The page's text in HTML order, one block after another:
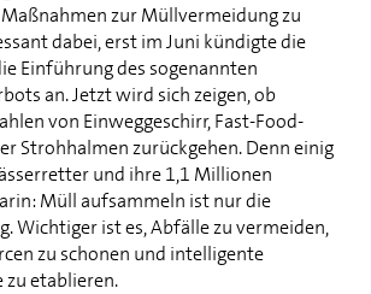
zur Müllvermeidung zu
dabei, erst im Juni kündigte die
Einführung des sogenannten
an. Jetzt wird sich zeigen, ob
von Einweggeschirr, Fast-Food-
Strohhalmen zurückgehen. Denn einig
und ihre 1,1 Millionen
Müll aufsammeln ist nur die
Wichtiger ist es, Abfälle zu vermeiden,
zu schonen und intelligente
zu etablieren.